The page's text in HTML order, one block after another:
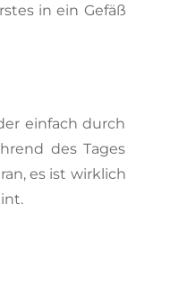
in ein Gefäß
einfach durch
des Tages
es ist wirklich